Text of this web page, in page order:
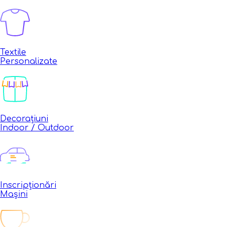
Textile
Personalizate
Decorațiuni
Indoor / Outdoor
Inscripționări
Mașini